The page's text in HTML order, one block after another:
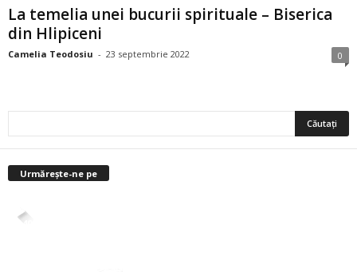
La temelia unei bucurii spirituale – Biserica
din Hlipiceni
Camelia Teodosiu - 23 septembrie 2022 0
Urmărește-ne pe
4,400